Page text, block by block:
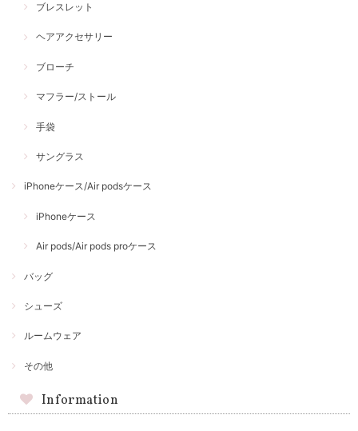
ブレスレット
ヘアアクセサリー
ブローチ
マフラー/ストール
手袋
サングラス
iPhoneケース/Air podsケース
iPhoneケース
Air pods/Air pods proケース
バッグ
シューズ
ルームウェア
その他
Information